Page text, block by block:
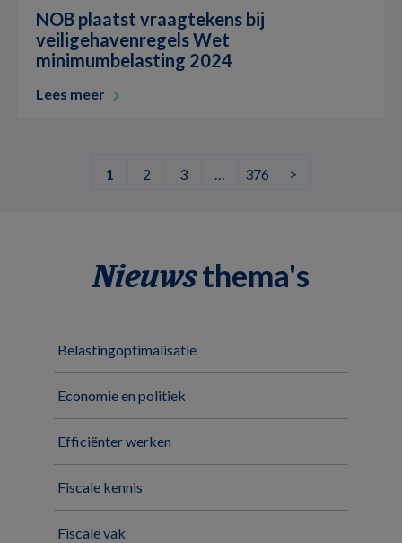
NOB plaatst vraagtekens bij
veiligehavenregels Wet
minimumbelasting 2024
Lees meer
1 2 3 … 376 >
Nieuwsthema's
Belastingoptimalisatie
Economie en politiek
Efficiënter werken
Fiscale kennis
Fiscale vak